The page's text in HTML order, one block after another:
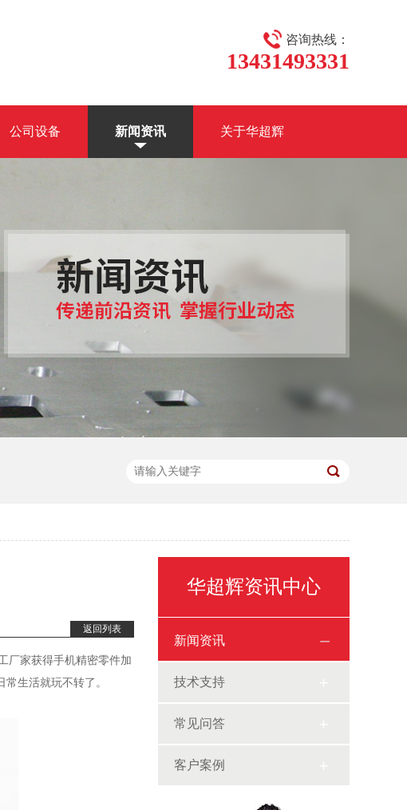
咨询热线：
13431493331
公司设备 新闻资讯 关于华超辉
返回列表
厂家获得手机精密零件加
生活就玩不转了。
华超辉资讯中心
新闻资讯
技术支持
常见问答
客户案例